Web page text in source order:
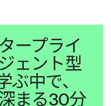
ープライ
ェント型
ぶ中で、
まる30分